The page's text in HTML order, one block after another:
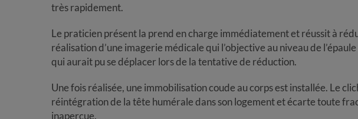
très rapidement.
Le praticien présent la prend en charge immédiatement et réussit à
réalisation d’une imagerie médicale qui l’objective au niveau de
qui aurait pu se déplacer lors de la tentative de réduction.
Une fois réalisée, une immobilisation coude au corps est installée. Le
réintégration de la tête humérale dans son logement et écarte toute
inaperçue.